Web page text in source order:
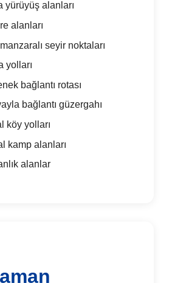
yürüyüş alanları
alanları
seyir noktaları
yolları
bağlantı rotası
bağlantı güzergahı
köy yolları
kamp alanları
alanlar